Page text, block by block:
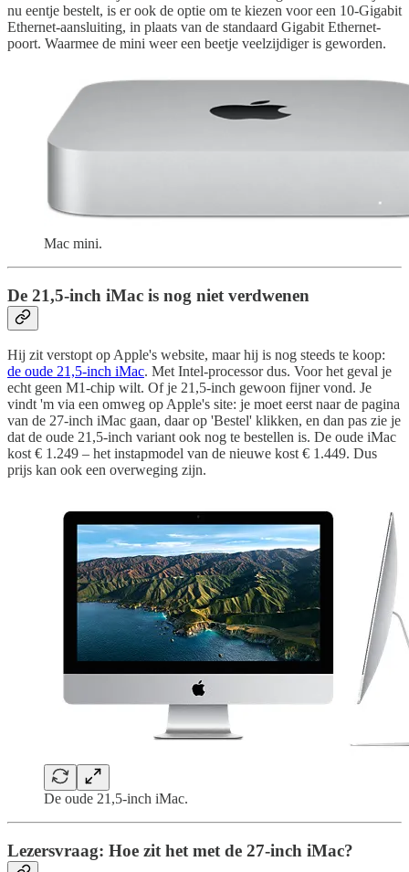
nu eentje bestelt, is er ook de optie om te kiezen voor een 10-Gigabit
Ethernet-aansluiting, in plaats van de standaard Gigabit Ethernet-
poort. Waarmee de mini weer een beetje veelzijdiger is geworden.
Mac mini.
De 21,5-inch iMac is nog niet verdwenen
Hij zit verstopt op Apple's website, maar hij is nog steeds te koop:
de oude 21,5-inch iMac. Met Intel-processor dus. Voor het geval je
echt geen M1-chip wilt. Of je 21,5-inch gewoon fijner vond. Je
vindt 'm via een omweg op Apple's site: je moet eerst naar de pagina
van de 27-inch iMac gaan, daar op 'Bestel' klikken, en dan pas zie je
dat de oude 21,5-inch variant ook nog te bestellen is. De oude iMac
kost € 1.249 – het instapmodel van de nieuwe kost € 1.449. Dus
prijs kan ook een overweging zijn.
De oude 21,5-inch iMac.
Lezersvraag: Hoe zit het met de 27-inch iMac?